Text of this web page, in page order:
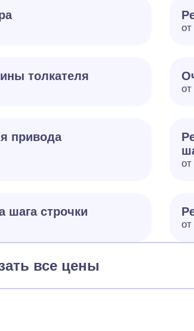
толкателя
привода
шага строчки
все цены